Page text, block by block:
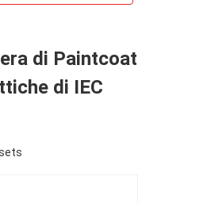
di Paintcoat
di IEC